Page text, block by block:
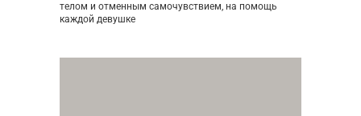
телом и отменным самочувствием, на помощь
каждой девушке